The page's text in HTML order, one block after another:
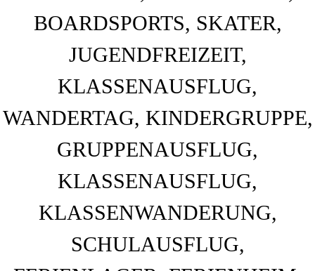
BAHNHOF GAMBURG
Ferienwohnung und Eventsaal im Taubertal